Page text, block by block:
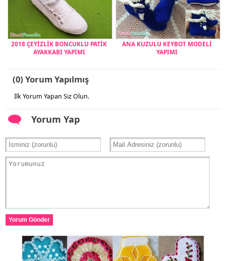
2018 ÇEYİZLİK BONCUKLU PATİK
AYAKKABI YAPIMI
ANA KUZULU KEYBOT MODELİ
YAPIMI
(0) Yorum Yapılmış
İlk Yorum Yapan Siz Olun.
Yorum Yap
Yorum Gönder